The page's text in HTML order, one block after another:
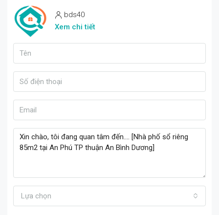
bds40
Xem chi tiết
Lựa chọn